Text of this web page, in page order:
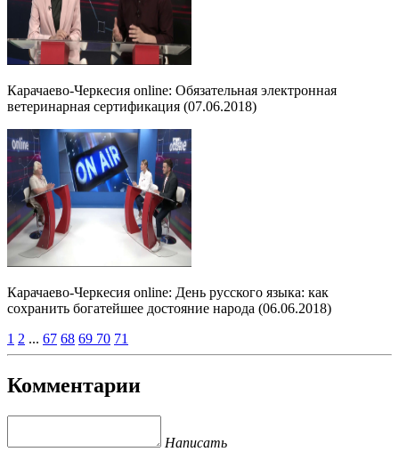
Карачаево-Черкесия online: Обязательная электронная
ветеринарная сертификация (07.06.2018)
Карачаево-Черкесия online: День русского языка: как
сохранить богатейшее достояние народа (06.06.2018)
1 2 ... 67 68 69 70 71
Комментарии
Написать